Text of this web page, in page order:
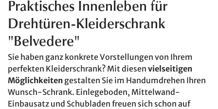
Praktisches Innenleben für
Drehtüren-Kleiderschrank
"Belvedere"
Sie haben ganz konkrete Vorstellungen von Ihrem
perfekten Kleiderschrank? Mit diesen vielseitigen
Möglichkeiten gestalten Sie im Handumdrehen Ihren
Wunsch-Schrank. Einlegeboden, Mittelwand-
Einbausatz und Schubladen freuen sich schon auf